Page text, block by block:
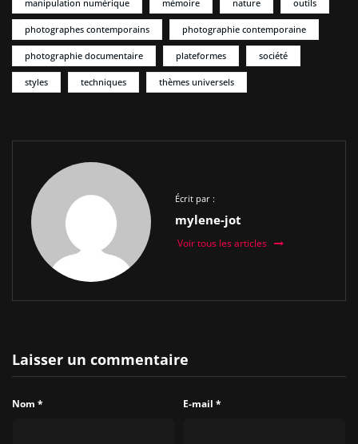
manipulation numérique mémoire nature outils
photographes contemporains photographie contemporaine
photographie documentaire plateformes société
styles techniques thèmes universels
Écrit par :
mylene-jot
Voir tous les articles
Laisser un commentaire
Nom * E-mail *